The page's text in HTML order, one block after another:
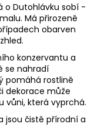
o Dutohlávku sobí -
Má přirozeně
obarven
konzervantu a
se nahradí
pomáhá rostlině
dekorace může
vůni, která vyprchá.
jsou čistě přírodní a